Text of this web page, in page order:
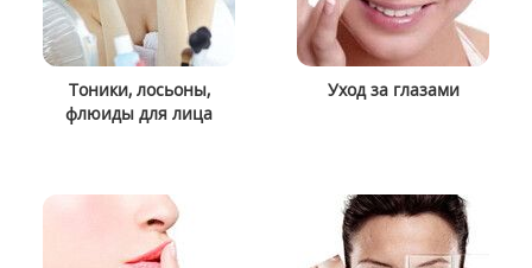
Тоники, лосьоны,
флюиды для лица
Уход за глазами